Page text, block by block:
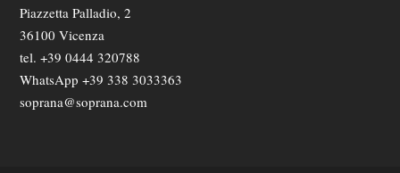
Piazzetta Palladio, 2
36100 Vicenza
tel. +39 0444 320788
WhatsApp +39 338 3033363
soprana@soprana.com